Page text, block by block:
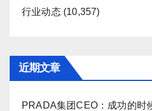
行业动态(10,357)
近期文章
PRADA集团CEO：成功的时